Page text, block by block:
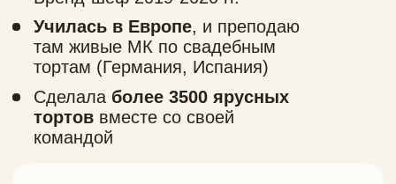
красителями